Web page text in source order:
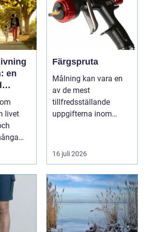
en
livet
Färgspruta
Målning kan vara en
av de mest
tillfredsställande
uppgifterna inom
16 juli 2026